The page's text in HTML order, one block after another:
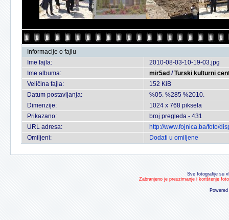
Informacije o fajlu
Ime fajla:
2010-08-03-10-19-03.jpg
Ime albuma:
mir5ad /Turski kulturni
Veličina fajla:
152 KiB
Datum postavljanja:
%05. %285 %2010.
Dimenzije:
1024 x 768 piksela
Prikazano:
broj pregleda - 431
URL adresa:
http://www.fojnica.ba/foto/
Omiljeni:
Dodati u omiljene
Sve fotografije su
Zabranjeno je preuzimanje i korištenje